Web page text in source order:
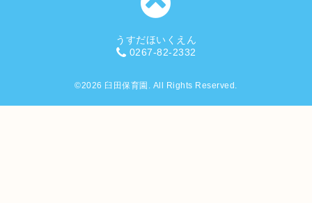
うすだほいくえん
0267-82-2332
©2026 臼田保育園 . All Rights Reserved.